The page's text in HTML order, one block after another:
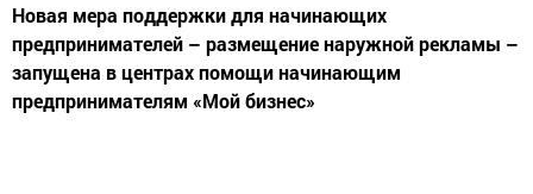
Новая мера поддержки для начинающих
предпринимателей – размещение наружной рекламы –
запущена в центрах помощи начинающим
предпринимателям «Мой бизнес»